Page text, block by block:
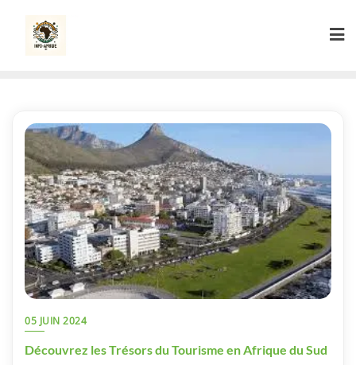
content
05 JUIN 2024
Découvrez les Trésors du Tourisme en Afrique du Sud